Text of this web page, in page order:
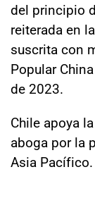
del principio
reiterada en
suscrita con
Popular
de 2023.
Chile apoya
aboga por la
Asia Pacífico.